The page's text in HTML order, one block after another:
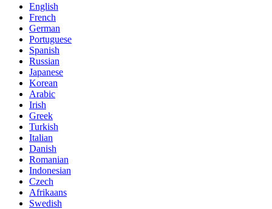
English
French
German
Portuguese
Spanish
Russian
Japanese
Korean
Arabic
Irish
Greek
Turkish
Italian
Danish
Romanian
Indonesian
Czech
Afrikaans
Swedish